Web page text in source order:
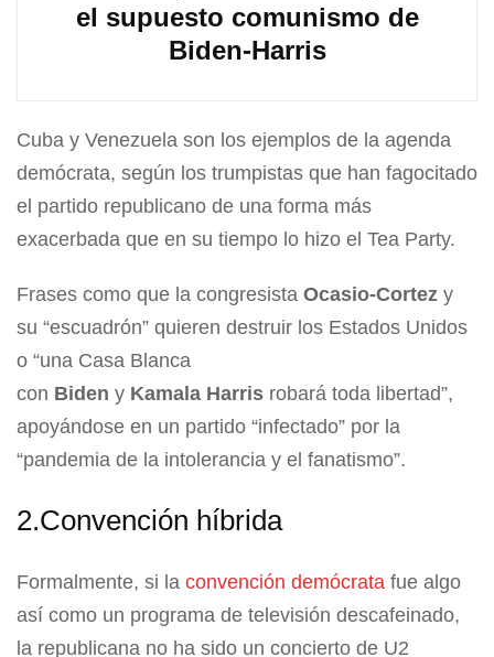
el supuesto comunismo de
Biden-Harris
Cuba y Venezuela son los ejemplos de la agenda
demócrata, según los trumpistas que han fagocitado
el partido republicano de una forma más
exacerbada que en su tiempo lo hizo el Tea Party.
Frases como que la congresista Ocasio-Cortez y
su “escuadrón” quieren destruir los Estados Unidos
o “una Casa Blanca
con Biden y Kamala Harris robará toda libertad”,
apoyándose en un partido “infectado” por la
“pandemia de la intolerancia y el fanatismo”.
2.Convención híbrida
Formalmente, si la convención demócrata fue algo
así como un programa de televisión descafeinado,
la republicana no ha sido un concierto de U2